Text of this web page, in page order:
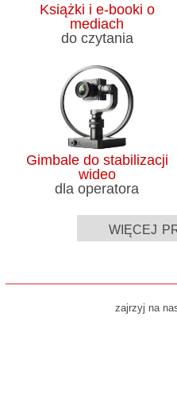
Książki i e-booki o
mediach
do czytania
Gimbale do stabilizacji
wideo
dla operatora
więcej
zajrzyj na